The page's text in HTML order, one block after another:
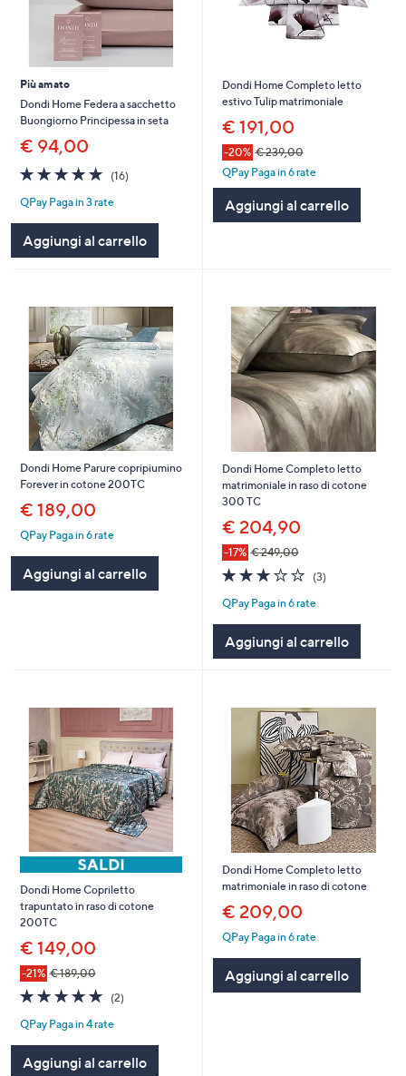
Più amato
Dondi Home Federa a sacchetto
Buongiorno Principessa in seta
€ 94,00
4.9
of
5
(16)
QPay Paga in 3 rate
Aggiungi al carrello
Dondi Home Completo letto
estivo Tulip matrimoniale
€ 191,00
-20% € 239,00
QPay Paga in 6 rate
Aggiungi al carrello
Dondi Home Parure copripiumino
Forever in cotone 200TC
€ 189,00
QPay Paga in 6 rate
Aggiungi al carrello
Dondi Home Completo letto
matrimoniale in raso di cotone
300 TC
€ 204,90
-17% € 249,00
3.0
of
5
(3)
QPay Paga in 6 rate
Aggiungi al carrello
Dondi Home Copriletto
trapuntato in raso di cotone
200TC
€ 149,00
-21% € 189,00
5.0
of
5
(2)
QPay Paga in 4 rate
Aggiungi al carrello
Dondi Home Completo letto
matrimoniale in raso di cotone
€ 209,00
QPay Paga in 6 rate
Aggiungi al carrello